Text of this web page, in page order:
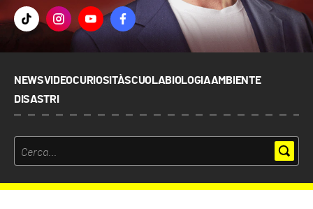
NEWSVIDEOCURIOSITÀSCUOLABIOLOGIAAMBIENTE
DISASTRI